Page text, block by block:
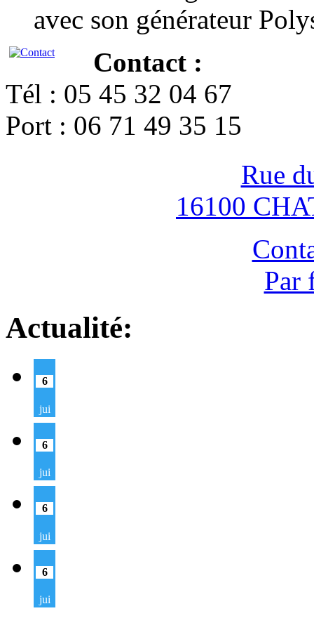
avec son générateur
Contact :
Tél : 05 45 32 04 67
Port : 06 71 49 35 15
Rue
16100
Par
Actualité:
6
jui
6
jui
6
jui
6
jui